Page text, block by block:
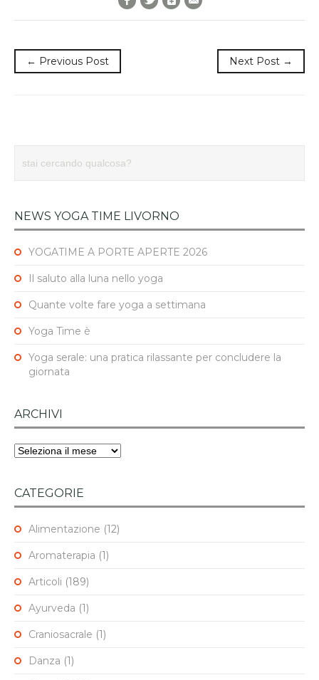
← Previous Post Next Post →
NEWS YOGA TIME LIVORNO
YOGATIME A PORTE APERTE 2026
Il saluto alla luna nello yoga
Quante volte fare yoga a settimana
Yoga Time è
Yoga serale: una pratica rilassante per concludere la
giornata
ARCHIVI
Archivi
CATEGORIE
Alimentazione (12)
Aromaterapia (1)
Articoli (189)
Ayurveda (1)
Craniosacrale (1)
Danza (1)